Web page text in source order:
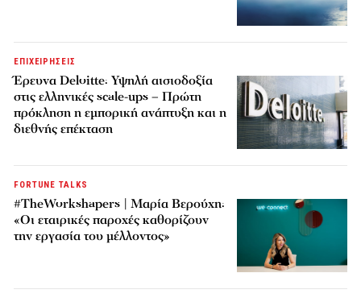
ΕΠΙΧΕΙΡΗΣΕΙΣ
Έρευνα Deloitte: Υψηλή αισιοδοξία
στις ελληνικές scale-ups – Πρώτη
πρόκληση η εμπορική ανάπτυξη και η
διεθνής επέκταση
FORTUNE TALKS
#TheWorkshapers | Μαρία Βερούχη:
«Οι εταιρικές παροχές καθορίζουν
την εργασία του μέλλοντος»